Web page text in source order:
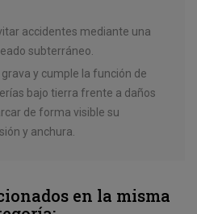
accidentes mediante una
subterráneo.
y cumple la función de
bajo tierra frente a daños
de forma visible su
y anchura.
en la misma